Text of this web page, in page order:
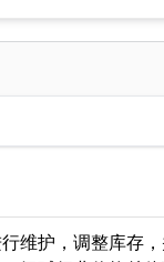
维护，调整库存